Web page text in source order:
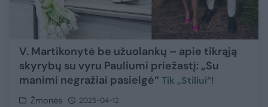
V. Martikonytė be užuolankų – apie tikrąją
skyrybų su vyru Pauliumi priežastį: „Su
manimi negražiai pasielgė“ Tik „Stiliui“!
Žmonės 2025-04-12